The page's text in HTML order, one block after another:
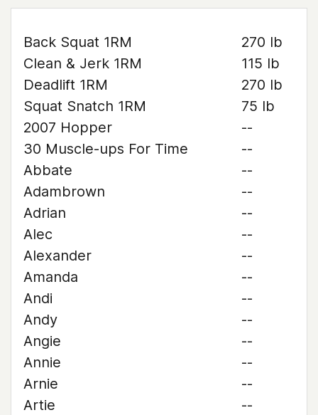
Back Squat 1RM
270 lb
Clean & Jerk 1RM
115 lb
Deadlift 1RM
270 lb
Squat Snatch 1RM
75 lb
2007 Hopper
--
30 Muscle-ups For Time
--
Abbate
--
Adambrown
--
Adrian
--
Alec
--
Alexander
--
Amanda
--
Andi
--
Andy
--
Angie
--
Annie
--
Arnie
--
Artie
--